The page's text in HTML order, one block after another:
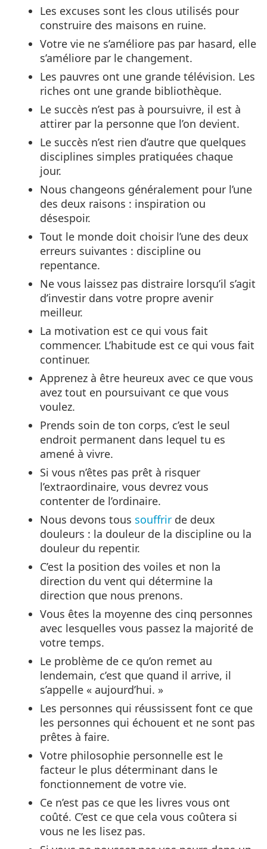
Les excuses sont les clous utilisés pour
construire des maisons en ruine.
Votre vie ne s’améliore pas par hasard, elle
s’améliore par le changement.
Les pauvres ont une grande télévision. Les
riches ont une grande bibliothèque.
Le succès n’est pas à poursuivre, il est à
attirer par la personne que l’on devient.
Le succès n’est rien d’autre que quelques
disciplines simples pratiquées chaque
jour.
Nous changeons généralement pour l’une
des deux raisons : inspiration ou
désespoir.
Tout le monde doit choisir l’une des deux
erreurs suivantes : discipline ou
repentance.
Ne vous laissez pas distraire lorsqu’il s’agit
d’investir dans votre propre avenir
meilleur.
La motivation est ce qui vous fait
commencer. L’habitude est ce qui vous fait
continuer.
Apprenez à être heureux avec ce que vous
avez tout en poursuivant ce que vous
voulez.
Prends soin de ton corps, c’est le seul
endroit permanent dans lequel tu es
amené à vivre.
Si vous n’êtes pas prêt à risquer
l’extraordinaire, vous devrez vous
contenter de l’ordinaire.
Nous devons tous souffrir de deux
douleurs : la douleur de la discipline ou la
douleur du repentir.
C’est la position des voiles et non la
direction du vent qui détermine la
direction que nous prenons.
Vous êtes la moyenne des cinq personnes
avec lesquelles vous passez la majorité de
votre temps.
Le problème de ce qu’on remet au
lendemain, c’est que quand il arrive, il
s’appelle « aujourd’hui. »
Les personnes qui réussissent font ce que
les personnes qui échouent et ne sont pas
prêtes à faire.
Votre philosophie personnelle est le
facteur le plus déterminant dans le
fonctionnement de votre vie.
Ce n’est pas ce que les livres vous ont
coûté. C’est ce que cela vous coûtera si
vous ne les lisez pas.